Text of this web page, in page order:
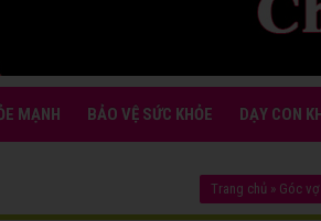
MẠNH BẢO VỆ SỨC KHỎE DẠY CON
Trang chủ » Góc